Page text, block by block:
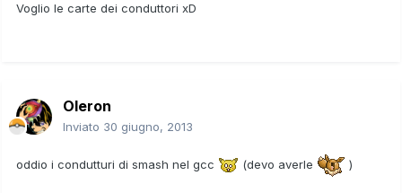
Voglio le carte dei conduttori xD
Oleron
Inviato 30 giugno, 2013
oddio i condutturi di smash nel gcc (devo averle )